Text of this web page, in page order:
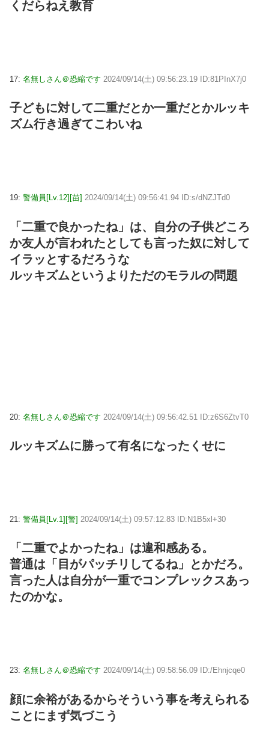
くだらねえ教育
17: 名無しさん＠恐縮です 2024/09/14(土) 09:56:23.19 ID:81PInX7j0
子どもに対して二重だとか一重だとかルッキ
ズム行き過ぎてこわいね
19: 警備員[Lv.12][苗] 2024/09/14(土) 09:56:41.94 ID:s/dNZJTd0
「二重で良かったね」は、自分の子供どころ
か友人が言われたとしても言った奴に対して
イラッとするだろうな
ルッキズムというよりただのモラルの問題
20: 名無しさん＠恐縮です 2024/09/14(土) 09:56:42.51 ID:z6S6ZtvT0
ルッキズムに勝って有名になったくせに
21: 警備員[Lv.1][警] 2024/09/14(土) 09:57:12.83 ID:N1B5xl+30
「二重でよかったね」は違和感ある。
普通は「目がパッチリしてるね」とかだろ。
言った人は自分が一重でコンプレックスあっ
たのかな。
23: 名無しさん＠恐縮です 2024/09/14(土) 09:58:56.09 ID:/Ehnjcqe0
顔に余裕があるからそういう事を考えられる
ことにまず気づこう